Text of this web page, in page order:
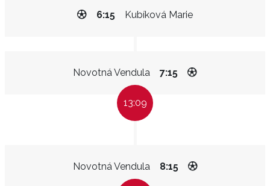
Kubíková Marie
6:15
Novotná Vendula 7:15
13:09
Novotná Vendula 8:15